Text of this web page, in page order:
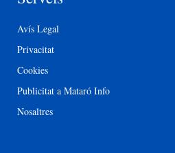
Avís Legal
Privacitat
Cookies
Publicitat a Mataró Info
Nosaltres